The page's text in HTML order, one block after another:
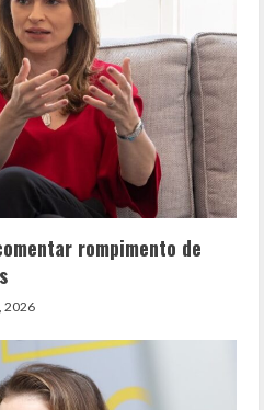
rompimento de
2026